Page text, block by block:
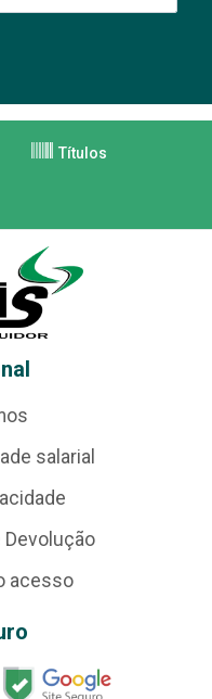
Títulos
salarial
Devolução
acesso